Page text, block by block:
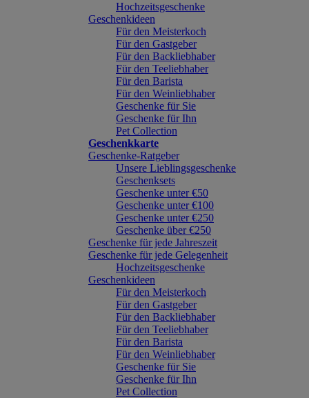
Hochzeitsgeschenke
Geschenkideen
Für den Meisterkoch
Für den Gastgeber
Für den Backliebhaber
Für den Teeliebhaber
Für den Barista
Für den Weinliebhaber
Geschenke für Sie
Geschenke für Ihn
Pet Collection
Geschenkkarte
Geschenke-Ratgeber
Unsere Lieblingsgeschenke
Geschenksets
Geschenke unter €50
Geschenke unter €100
Geschenke unter €250
Geschenke über €250
Geschenke für jede Jahreszeit
Geschenke für jede Gelegenheit
Hochzeitsgeschenke
Geschenkideen
Für den Meisterkoch
Für den Gastgeber
Für den Backliebhaber
Für den Teeliebhaber
Für den Barista
Für den Weinliebhaber
Geschenke für Sie
Geschenke für Ihn
Pet Collection